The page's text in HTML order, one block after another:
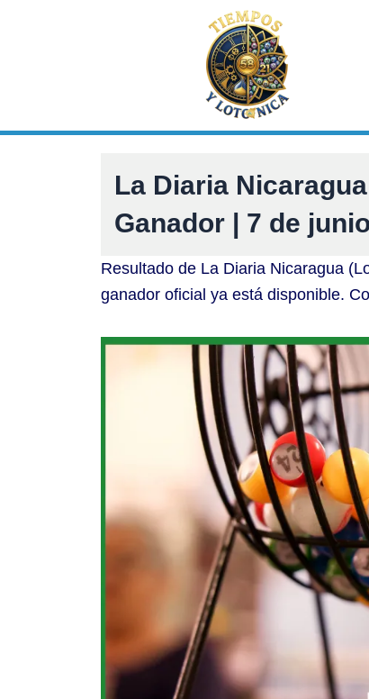
La Diaria
Ganador | 7 de
Resultado de La Diaria Nicaragua
ganador oficial ya está disponible.